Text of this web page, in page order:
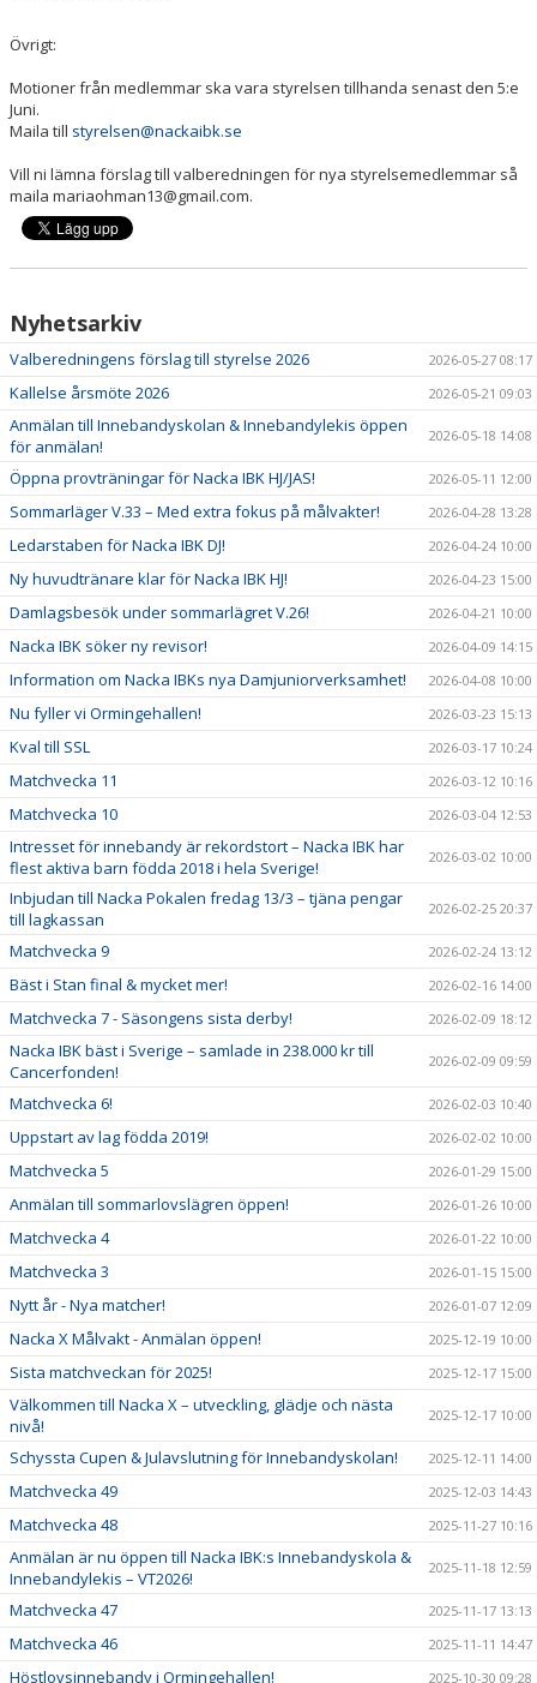
Övrigt:
Motioner från medlemmar ska vara styrelsen tillhanda senast den 5:e
Juni.
Maila till styrelsen@nackaibk.se
Vill ni lämna förslag till valberedningen för nya styrelsemedlemmar så
maila mariaohman13@gmail.com.
Nyhetsarkiv
Valberedningens förslag till styrelse 2026 2026-05-27 08:17
Kallelse årsmöte 2026 2026-05-21 09:03
Anmälan till Innebandyskolan & Innebandylekis öppen
för anmälan!
2026-05-18 14:08
Öppna provträningar för Nacka IBK HJ/JAS! 2026-05-11 12:00
Sommarläger V.33 – Med extra fokus på målvakter! 2026-04-28 13:28
Ledarstaben för Nacka IBK DJ! 2026-04-24 10:00
Ny huvudtränare klar för Nacka IBK HJ! 2026-04-23 15:00
Damlagsbesök under sommarlägret V.26! 2026-04-21 10:00
Nacka IBK söker ny revisor! 2026-04-09 14:15
Information om Nacka IBKs nya Damjuniorverksamhet! 2026-04-08 10:00
Nu fyller vi Ormingehallen! 2026-03-23 15:13
Kval till SSL 2026-03-17 10:24
Matchvecka 11 2026-03-12 10:16
Matchvecka 10 2026-03-04 12:53
Intresset för innebandy är rekordstort – Nacka IBK har
flest aktiva barn födda 2018 i hela Sverige!
2026-03-02 10:00
Inbjudan till Nacka Pokalen fredag 13/3 – tjäna pengar
till lagkassan
2026-02-25 20:37
Matchvecka 9 2026-02-24 13:12
Bäst i Stan final & mycket mer! 2026-02-16 14:00
Matchvecka 7 - Säsongens sista derby! 2026-02-09 18:12
Nacka IBK bäst i Sverige – samlade in 238.000 kr till
Cancerfonden!
2026-02-09 09:59
Matchvecka 6! 2026-02-03 10:40
Uppstart av lag födda 2019! 2026-02-02 10:00
Matchvecka 5 2026-01-29 15:00
Anmälan till sommarlovslägren öppen! 2026-01-26 10:00
Matchvecka 4 2026-01-22 10:00
Matchvecka 3 2026-01-15 15:00
Nytt år - Nya matcher! 2026-01-07 12:09
Nacka X Målvakt - Anmälan öppen! 2025-12-19 10:00
Sista matchveckan för 2025! 2025-12-17 15:00
Välkommen till Nacka X – utveckling, glädje och nästa
nivå!
2025-12-17 10:00
Schyssta Cupen & Julavslutning för Innebandyskolan! 2025-12-11 14:00
Matchvecka 49 2025-12-03 14:43
Matchvecka 48 2025-11-27 10:16
Anmälan är nu öppen till Nacka IBK:s Innebandyskola &
Innebandylekis – VT2026!
2025-11-18 12:59
Matchvecka 47 2025-11-17 13:13
Matchvecka 46 2025-11-11 14:47
Höstlovsinnebandy i Ormingehallen! 2025-10-30 09:28